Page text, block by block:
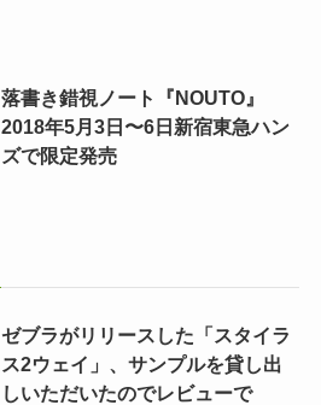
落書き錯視ノート『NOUTO』
2018年5月3日〜6日新宿東急ハン
ズで限定発売
ゼブラがリリースした「スタイラ
ス2ウェイ」、サンプルを貸し出
しいただいたのでレビューで